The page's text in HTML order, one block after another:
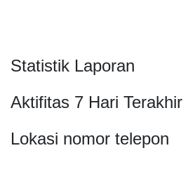
Statistik Laporan
Aktifitas 7 Hari Terakhir
Lokasi nomor telepon